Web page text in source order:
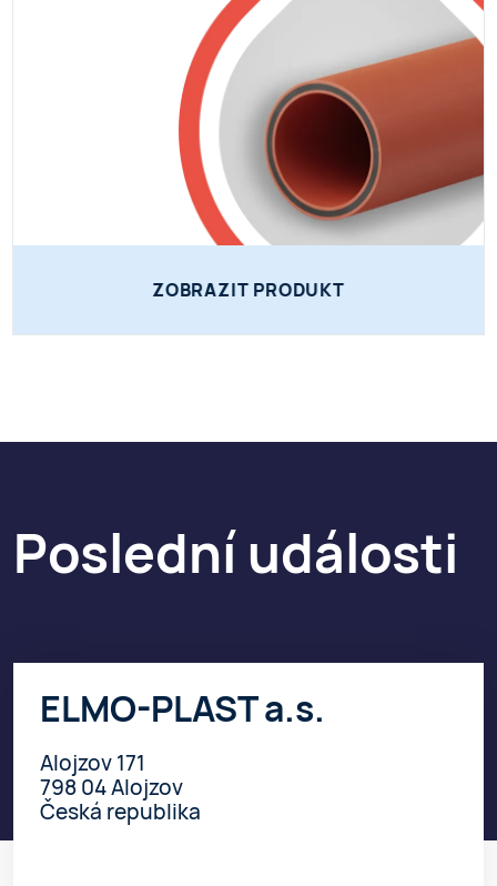
ZOBRAZIT PRODUKT
Poslední události
ELMO-PLAST a.s.
Alojzov 171
798 04 Alojzov
Česká republika